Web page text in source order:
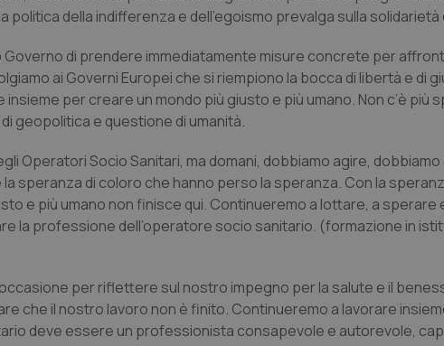
della indifferenza e dell’egoismo prevalga sulla
Governo di prendere immediatamente misure concrete per
ai Governi Europei che si riempiono la bocca di libertà e di
per creare un mondo più giusto e più umano. Non c’è più
geopolitica e questione di umanità.
Operatori Socio Sanitari, ma domani, dobbiamo agire,
speranza di coloro che hanno perso la speranza. Con la
e più umano non finisce qui. Continueremo a lottare, a
la professione dell’operatore socio sanitario. (formazione in
per riflettere sul nostro impegno per la salute e il
che il nostro lavoro non è finito. Continueremo a lavorare
deve essere un professionista consapevole e autorevole,